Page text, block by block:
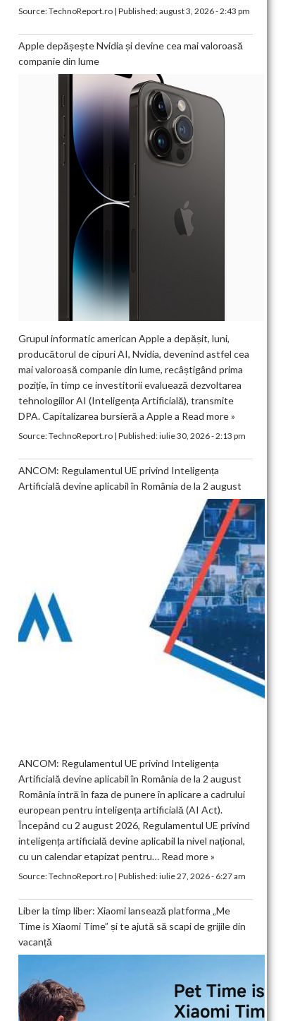
Source:TechnoReport.ro| Published:august 3, 2026 - 2:43 pm
Apple depășește Nvidia și devine cea mai valoroasă
companie din lume
Grupul informatic american Apple a depășit, luni,
producătorul de cipuri AI, Nvidia, devenind astfel cea
mai valoroasă companie din lume, recâștigând prima
poziție, în timp ce investitorii evaluează dezvoltarea
tehnologiilor AI (Inteligența Artificială), transmite
DPA. Capitalizarea bursieră a Apple a Read more »
Source:TechnoReport.ro| Published:iulie 30, 2026 - 2:13 pm
ANCOM: Regulamentul UE privind Inteligența
Artificială devine aplicabil în România de la 2 august
ANCOM: Regulamentul UE privind Inteligența
Artificială devine aplicabil în România de la 2 august
România intră în faza de punere în aplicare a cadrului
european pentru inteligența artificială (AI Act).
Începând cu 2 august 2026, Regulamentul UE privind
inteligența artificială devine aplicabil la nivel național,
cu un calendar etapizat pentru… Read more »
Source:TechnoReport.ro| Published:iulie 27, 2026 - 6:27 am
Liber la timp liber: Xiaomi lansează platforma „Me
Time is Xiaomi Time” și te ajută să scapi de grijile din
vacanță